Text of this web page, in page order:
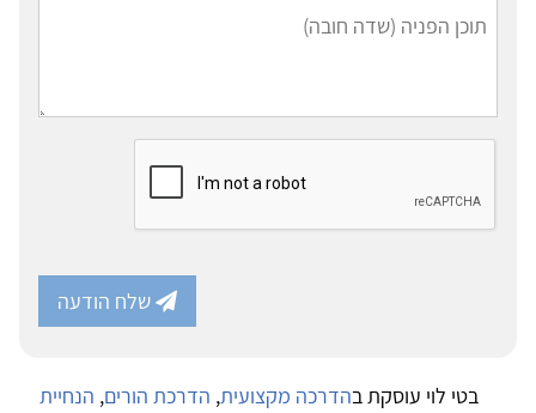
שלח הודעה
בטי לוי עוסקת בהדרכה מקצועית, הדרכת הורים, הנחיית